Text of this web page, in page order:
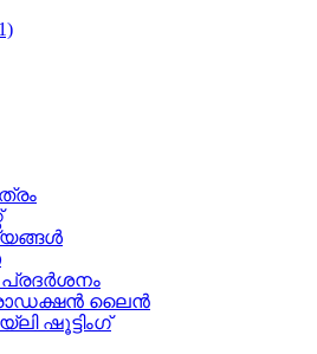
ലൈൻ
ഷൂട്ടിംഗ്